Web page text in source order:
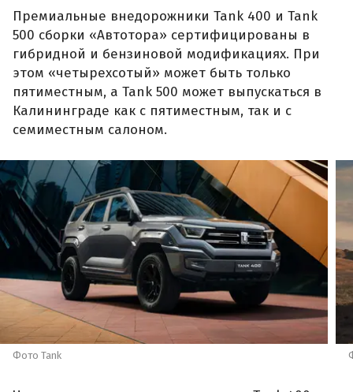
Премиальные внедорожники Tank 400 и Tank
500 сборки «Автотора» сертифицированы в
гибридной и бензиновой модификациях. При
этом «четырехсотый» может быть только
пятиместным, а Tank 500 может выпускаться в
Калининграде как с пятиместным, так и с
семиместным салоном.
Фото Tank